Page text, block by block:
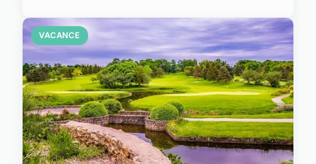
VACANCE